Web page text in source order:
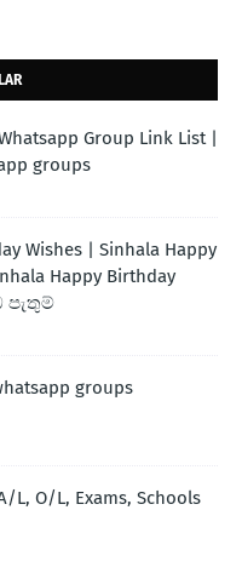
Group Link List |
groups
Wishes | Sinhala Happy
Happy Birthday
පැතුම්
groups
L, O/L, Exams, Schools